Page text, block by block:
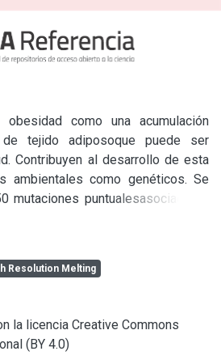
como una acumulación
tejido adiposoque puede ser
Contribuyen al desarrollo de esta
ambientales como genéticos. Se
mutaciones puntualesasociadas a
interés son las que han sido
masa corporal).
es identificar, a través de la
Melting”(HRM) variantes en
desarrollo de obesidad en niños.
utilizará un diseño en tríos,
diagnosticados comoobesos por
Resolution Melting
la licencia Creative Commons
(BY 4.0)